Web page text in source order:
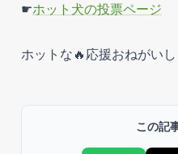
☛ホット犬の投票ページ
ホットな🔥応援おねがいし
この記